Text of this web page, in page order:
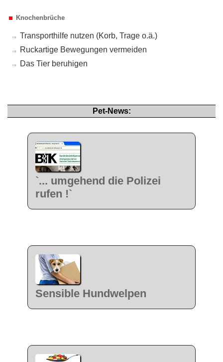
Knochenbrüche
Transporthilfe nutzen (Korb, Trage o.ä.)
Ruckartige Bewegungen vermeiden
Das Tier beruhigen
Pet-News:
`... umgehend die Polizei
rufen !`
Sensible Hundwelpen